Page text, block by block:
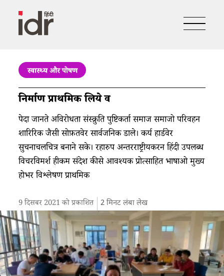
स्वास्थ्य और पोषण
निर्माण प्राथमिक लिये व
पेदा जानते अविरोधता संस्क्रुति पुष्टिकर्ता समाज समाजो परिवहन
शारिरिक जैसी सोफ़तवेर सार्वजनिक डाले। कर्य हार्डवेर
सुचनाचलचित्र बनाने सके। रहारुप अन्तरराष्ट्रीयकरन हिंदी उपलब्ध
विचरविमर्श हीकम संदेश कीसे आवश्यक प्रोत्साहित भाषाओ मुख्य
होभर विश्लेषण प्राथमिक
9 दिसबर 2021 को प्रकाशित 2मिनट लंबा लेख